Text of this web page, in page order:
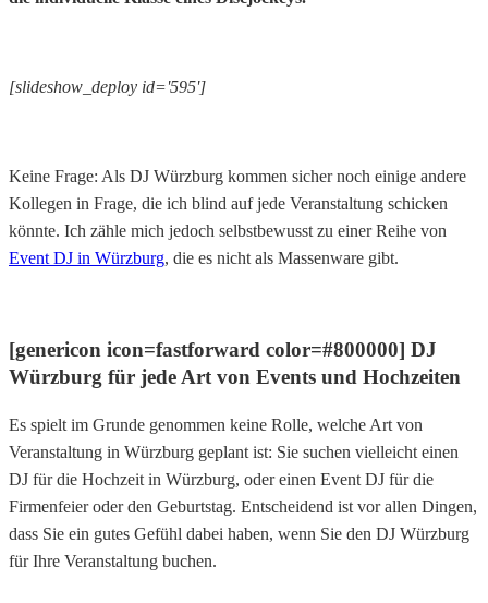
[slideshow_deploy id='595']
Keine Frage: Als DJ Würzburg kommen sicher noch einige andere
Kollegen in Frage, die ich blind auf jede Veranstaltung schicken
könnte. Ich zähle mich jedoch selbstbewusst zu einer Reihe von
Event DJ in Würzburg, die es nicht als Massenware gibt.
[genericon icon=fastforward color=#800000] DJ
Würzburg für jede Art von Events und Hochzeiten
Es spielt im Grunde genommen keine Rolle, welche Art von
Veranstaltung in Würzburg geplant ist: Sie suchen vielleicht einen
DJ für die Hochzeit in Würzburg, oder einen Event DJ für die
Firmenfeier oder den Geburtstag. Entscheidend ist vor allen Dingen,
dass Sie ein gutes Gefühl dabei haben, wenn Sie den DJ Würzburg
für Ihre Veranstaltung buchen.